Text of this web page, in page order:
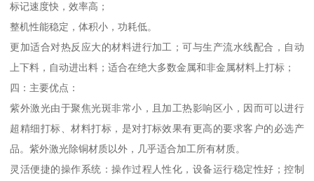
标记速度快，效率高；
整机性能稳定，体积小，功耗低。
更加适合对热反应大的材料进行加工；可与生产流水线配合，自动
上下料，自动进出料；适合在绝大多数金属和非金属材料上打标；
四：主要优点：
紫外激光由于聚焦光斑非常小，且加工热影响区小，因而可以进行
超精细打标、材料打标，是对打标效果有更高的要求客户的必选产
品。紫外激光除铜材质以外，几乎适合加工所有材质。
灵活便捷的操作系统：操作过程人性化，设备运行稳定性好；控制